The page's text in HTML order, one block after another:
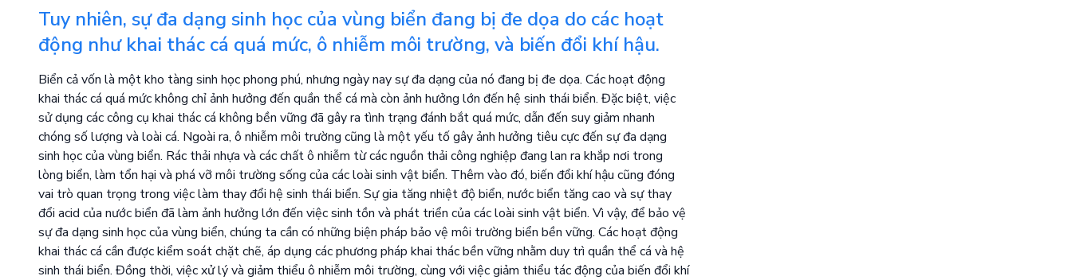
Tuy nhiên, sự đa dạng sinh học của vùng biển đang bị đe dọa do các hoạt
động như khai thác cá quá mức, ô nhiễm môi trường, và biến đổi khí hậu.
Biển cả vốn là một kho tàng sinh học phong phú, nhưng ngày nay sự đa dạng của nó đang bị đe dọa. Các hoạt động
khai thác cá quá mức không chỉ ảnh hưởng đến quần thể cá mà còn ảnh hưởng lớn đến hệ sinh thái biển. Đặc biệt, việc
sử dụng các công cụ khai thác cá không bền vững đã gây ra tình trạng đánh bắt quá mức, dẫn đến suy giảm nhanh
chóng số lượng và loài cá. Ngoài ra, ô nhiễm môi trường cũng là một yếu tố gây ảnh hưởng tiêu cực đến sự đa dạng
sinh học của vùng biển. Rác thải nhựa và các chất ô nhiễm từ các nguồn thải công nghiệp đang lan ra khắp nơi trong
lòng biển, làm tổn hại và phá vỡ môi trường sống của các loài sinh vật biển. Thêm vào đó, biến đổi khí hậu cũng đóng
vai trò quan trọng trong việc làm thay đổi hệ sinh thái biển. Sự gia tăng nhiệt độ biển, nước biển tăng cao và sự thay
đổi acid của nước biển đã làm ảnh hưởng lớn đến việc sinh tồn và phát triển của các loài sinh vật biển. Vì vậy, để bảo vệ
sự đa dạng sinh học của vùng biển, chúng ta cần có những biện pháp bảo vệ môi trường biển bền vững. Các hoạt động
khai thác cá cần được kiểm soát chặt chẽ, áp dụng các phương pháp khai thác bền vững nhằm duy trì quần thể cá và hệ
sinh thái biển. Đồng thời, việc xử lý và giảm thiểu ô nhiễm môi trường, cùng với việc giảm thiểu tác động của biến đổi khí